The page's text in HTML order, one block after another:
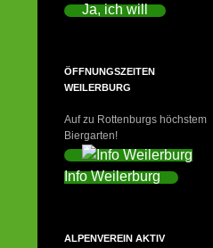
Ja, ich will
ÖFFNUNGSZEITEN
WEILERBURG
Auf zu Rottenburgs höchstem
Biergarten!
Info Weilerburg
ALPENVEREIN AKTIV